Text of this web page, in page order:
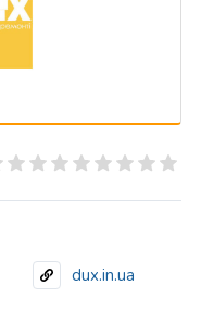
dux.in.ua